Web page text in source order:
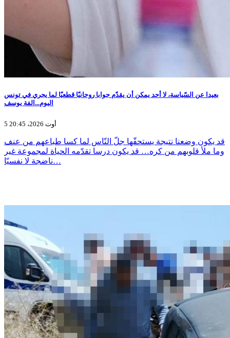
بعيدا عن السّياسة، لا أحد يمكن أن يقدّم جوابا روحانيّا قطعيّا لما يجري في تونس
اليوم...الفة يوسف
5 أوت 2026، 20:45
قد يكون وضعنا نتيجة يستحقّها جلّ النّاس لما كسا طباعهم من عنف
وما ملأ قلوبهم من كره… قد يكون درسا تقدّمه الحياة لمجموعة غير
ناضجة لا نفسيّا…